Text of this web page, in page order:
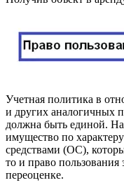
Учетная политика в
и других аналогичных
должна быть единой.
имущество по
средствами (ОС),
то и право
переоценке.